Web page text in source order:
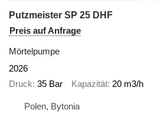
Putzmeister SP 25 DHF
Preis auf Anfrage
Mörtelpumpe
2026
Druck 35 Bar Kapazität 20 m3/h
Polen, Bytonia